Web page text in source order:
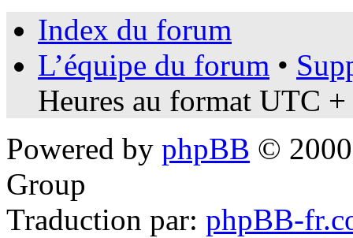
Index du forum
L’équipe du forum •
Heures au format UTC +
Powered by phpBB ©
Group
Traduction par: phpBB-